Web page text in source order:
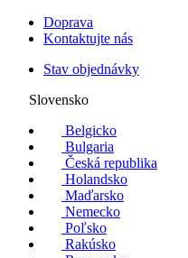
Doprava
Kontaktujte nás
Stav objednávky
Slovensko
Belgicko
Bulgaria
Česká republika
Holandsko
Maďarsko
Nemecko
Poľsko
Rakúsko